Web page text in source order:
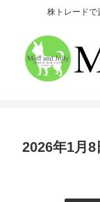
株トレードで
2026年1月